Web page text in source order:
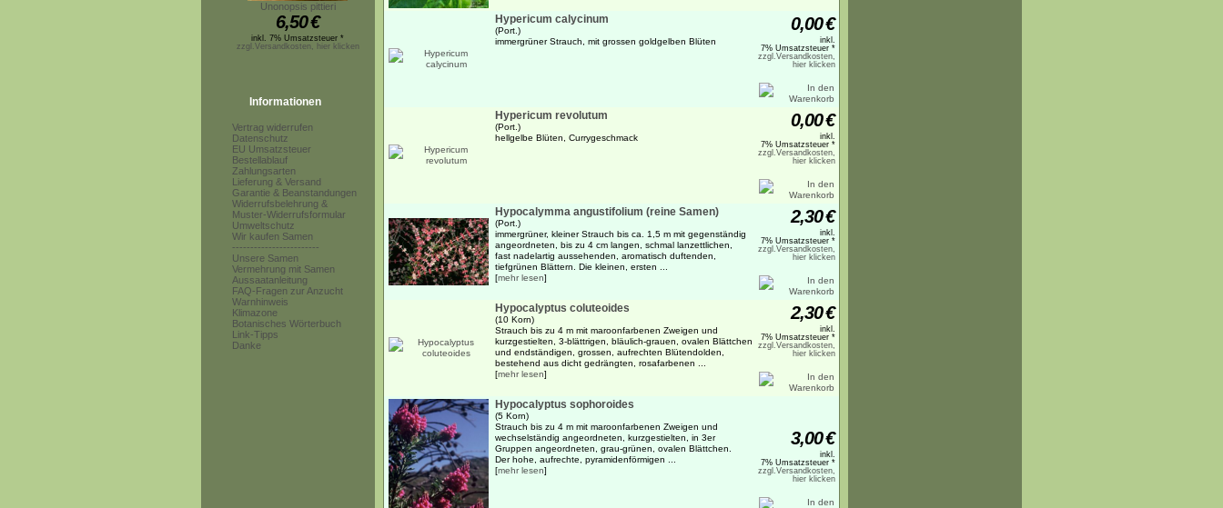
Unonopsis pittieri
6,50€
inkl. 7% Umsatzsteuer *
zzgl.Versandkosten, hier klicken
Informationen
Vertrag widerrufen
Datenschutz
EU Umsatzsteuer
Bestellablauf
Zahlungsarten
Lieferung & Versand
Garantie & Beanstandungen
Widerrufsbelehrung &
Muster-Widerrufsformular
Umweltschutz
Wir kaufen Samen
------------------------
Unsere Samen
Vermehrung mit Samen
Aussaatanleitung
FAQ-Fragen zur Anzucht
Warnhinweis
Klimazone
Botanisches Wörterbuch
Link-Tipps
Danke
Hypericum calycinum
(Port.)
immergrüner Strauch, mit grossen goldgelben Blüten
0,00€
inkl.
7% Umsatzsteuer *
zzgl.Versandkosten,
hier klicken
Hypericum revolutum
(Port.)
hellgelbe Blüten, Currygeschmack
0,00€
inkl.
7% Umsatzsteuer *
zzgl.Versandkosten,
hier klicken
Hypocalymma angustifolium (reine Samen)
(Port.)
immergrüner, kleiner Strauch bis ca. 1,5 m mit gegenständig
angeordneten, bis zu 4 cm langen, schmal lanzettlichen,
fast nadelartig aussehenden, aromatisch duftenden,
tiefgrünen Blättern. Die kleinen, ersten ...
[mehr lesen]
2,30€
inkl.
7% Umsatzsteuer *
zzgl.Versandkosten,
hier klicken
Hypocalyptus coluteoides
(10 Korn)
Strauch bis zu 4 m mit maroonfarbenen Zweigen und
kurzgestielten, 3-blättrigen, bläulich-grauen, ovalen Blättchen
und endständigen, grossen, aufrechten Blütendolden,
bestehend aus dicht gedrängten, rosafarbenen ...
[mehr lesen]
2,30€
inkl.
7% Umsatzsteuer *
zzgl.Versandkosten,
hier klicken
Hypocalyptus sophoroides
(5 Korn)
Strauch bis zu 4 m mit maroonfarbenen Zweigen und
wechselständig angeordneten, kurzgestielten, in 3er
Gruppen angeordneten, grau-grünen, ovalen Blättchen.
Der hohe, aufrechte, pyramidenförmigen ...
[mehr lesen]
3,00€
inkl.
7% Umsatzsteuer *
zzgl.Versandkosten,
hier klicken